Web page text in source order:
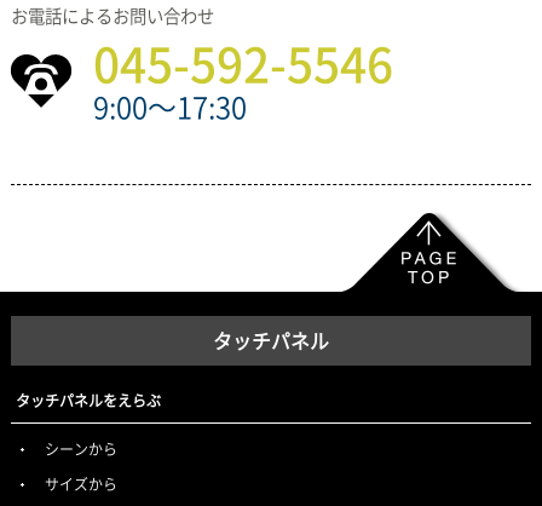
お電話によるお問い合わせ
045-592-5546
9:00～17:30
タッチパネル
タッチパネルをえらぶ
シーンから
サイズから